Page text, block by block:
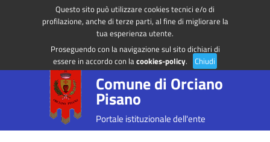
Questo sito può utilizzare cookies tecnici e/o di
profilazione, anche di terze parti, al fine di migliorare la
tua esperienza utente.
Proseguendo con la navigazione sul sito dichiari di
essere in accordo con lacookies-policy. Chiudi
Regione Toscana Accedi ai servizi
Comune di Orciano
Pisano
Portale istituzionale dell'ente